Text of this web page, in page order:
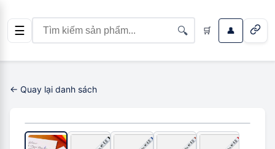
☰ 🔍 🛒 👤
← Quay lại danh sách
-3.000 ₫(9%)